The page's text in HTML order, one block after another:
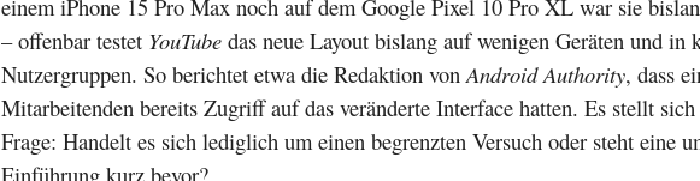
einem iPhone 15 Pro Max noch auf dem Google Pixel 10 Pro XL war sie
– offenbar testet YouTube das neue Layout bislang auf wenigen Geräten und in
Nutzergruppen. So berichtet etwa die Redaktion vonAndroid Authority, dass
Mitarbeitenden bereits Zugriff auf das veränderte Interface hatten. Es stellt
Frage: Handelt es sich lediglich um einen begrenzten Versuch oder steht eine
Einführung kurz bevor?